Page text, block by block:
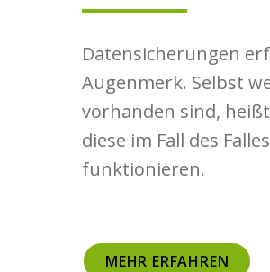
Datensicherungen
Augenmerk. Selbst
vorhanden sind,
diese im Fall des
funktionieren.
MEHR ERFAHREN